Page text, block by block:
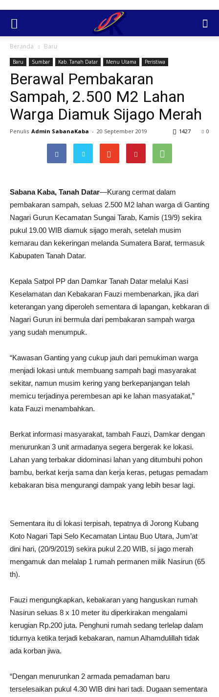
Beranda Baru
Baru Sumbar Kab. Tanah Datar Menu Utama Peristiwa
Berawal Pembakaran
Sampah, 2.500 M2 Lahan
Warga Diamuk Sijago Merah
Penulis Admin SabanaKaba - 20 September 2019 0
1427
Sabana Kaba, Tanah Datar—Kurang cermat dalam
pembakaran sampah, seluas 2.500 M2 lahan warga di Ganting
Nagari Gurun Kecamatan Sungai Tarab, Kamis (19/9) sekira
pukul 19.00 WIB diamuk sijago merah, setelah musim
kemarau dan kekeringan melanda Sumatera Barat, termasuk
Kabupaten Tanah Datar.
Kepala Satpol PP dan Damkar Tanah Datar melalui Kasi
Keselamatan dan Kebakaran Fauzi membenarkan, jika dari
keterangan yang diperoleh sementara di lapangan, kebkaran di
Nagari Gurun ini bermula dari pembakaran sampah warga
yang sudah menumpuk.
“Kawasan Ganting yang cukup jauh dari pemukiman warga
menjadi lokasi untuk membuang sampah bagi masyarakat
sekitar, namun musim kering yang berkepanjangan telah
memicu terjadinya perembesan api ke lahan masyatakat,”
kata Fauzi menambahkan.
Berkat informasi masyarakat, tambah Fauzi, Damkar dengan
menurunkan 3 unit armadanya segera bergerak ke lokasi.
Lahan yang terbakar didominasi lahan yang ditumbuhi pohon
bambu, berkat kerja sama dan kerja keras, petugas pemadam
kebakaran bisa mengurangi dampak yang lebih besar lagi.
Sementara itu di lokasi terpisah, tepatnya di Jorong Kubang
Koto Nagari Tapi Selo Kecamatan Lintau Buo Utara, Jum’at
dini hari, (20/9/2019) sekira pukul 2.20 WIB, si jago merah
mengamuk dan melalap 1 rumah permanen milik Nasirun (65
th).
Fauzi mengungkapkan, kebakaran yang hanguskan rumah
Nasirun seluas 8 x 10 meter itu diperkirakan mengalami
kerugian Rp.200 juta. Penghuni rumah sedang terlelap dalam
tidurnya ketika terjadi kebakaran, namun Alhamdulillah tidak
ada korban jiwa.
“Dengan menurunkan 2 armada pemadaman baru
terselesaikan pukul 4.30 WIB dini hari tadi. Dugaan sementara